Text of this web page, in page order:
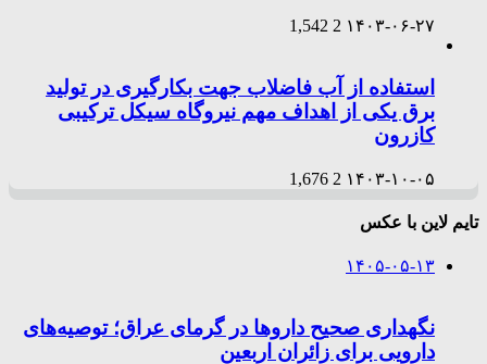
۱۴۰۳-۰۶-۲۷ 2
1,542
استفاده از آب فاضلاب جهت بکارگیری در تولید
برق یکی از اهداف مهم نیروگاه سیکل ترکیبی
کازرون
۱۴۰۳-۱۰-۰۵ 2
1,676
تایم لاین با عکس
۱۴۰۵-۰۵-۱۳
نگهداری صحیح داروها در گرمای عراق؛ توصیه‌های
دارویی برای زائران اربعین